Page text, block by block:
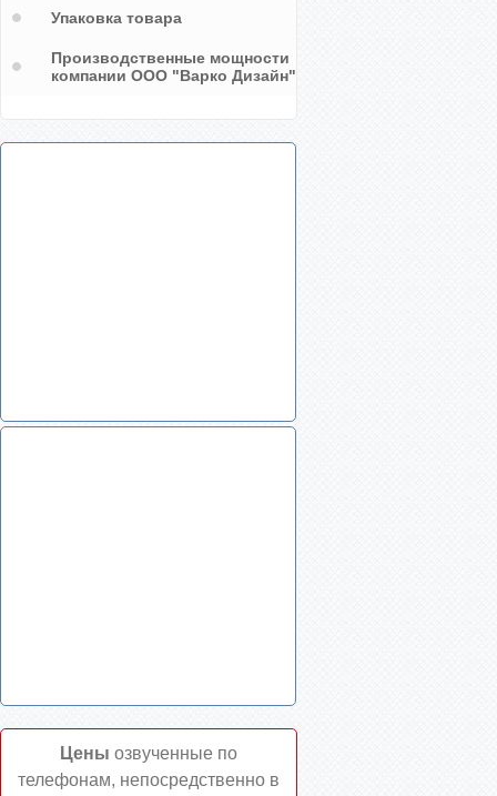
Упаковка товара
Производственные мощности
компании ООО "Варко Дизайн"
Цены озвученные по
телефонам, непосредственно в